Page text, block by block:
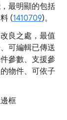
最明顯的包括
(1410709)。
良之處，最值
可編輯已傳送
參數、支援參
物件、可依子
框